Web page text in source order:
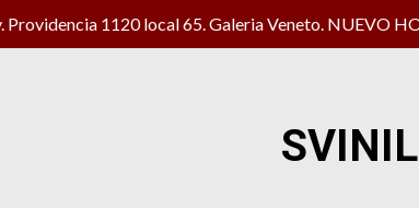
Providencia 1120 local 65. Galeria Veneto. NUEVO